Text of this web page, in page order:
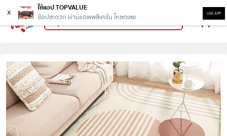
x
ใช้แอป TOPVALUE
ช้อปสะดวก ผ่านแอพพลิเคชั่น โหลดเลย
USE APP